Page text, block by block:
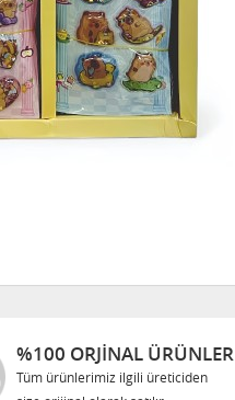
%100 ORJINAL ÜRÜNLER
Tüm ürünlerimiz ilgili üreticiden